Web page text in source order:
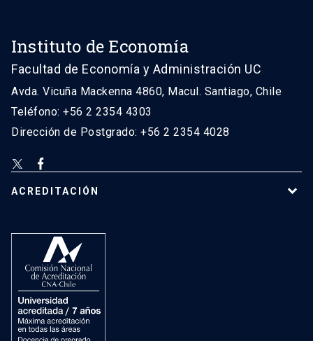
Instituto de Economía
Facultad de Economía y Administración UC
Avda. Vicuña Mackenna 4860, Macul. Santiago, Chile
Teléfono: +56 2 2354 4303
Dirección de Postgrado: +56 2 2354 4028
ACREDITACIÓN